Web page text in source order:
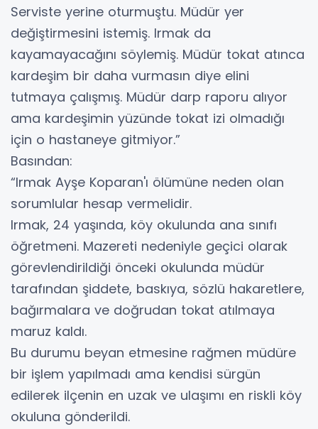
Serviste yerine oturmuştu. Müdür yer
değiştirmesini istemiş. Irmak da
kayamayacağını söylemiş. Müdür tokat atınca
kardeşim bir daha vurmasın diye elini
tutmaya çalışmış. Müdür darp raporu alıyor
ama kardeşimin yüzünde tokat izi olmadığı
için o hastaneye gitmiyor.”
Basından:
“Irmak Ayşe Koparan'ı ölümüne neden olan
sorumlular hesap vermelidir.
Irmak, 24 yaşında, köy okulunda ana sınıfı
öğretmeni. Mazereti nedeniyle geçici olarak
görevlendirildiği önceki okulunda müdür
tarafından şiddete, baskıya, sözlü hakaretlere,
bağırmalara ve doğrudan tokat atılmaya
maruz kaldı.
Bu durumu beyan etmesine rağmen müdüre
bir işlem yapılmadı ama kendisi sürgün
edilerek ilçenin en uzak ve ulaşımı en riskli köy
okuluna gönderildi.